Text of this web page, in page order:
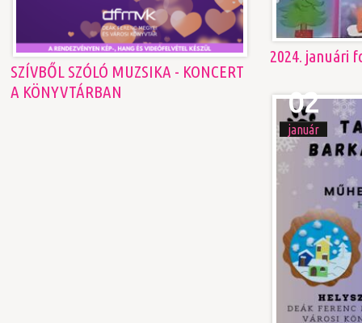
SZÍVBŐL SZÓLÓ MUZSIKA - KONCERT
A KÖNYVTÁRBAN
2024. januári
02
január